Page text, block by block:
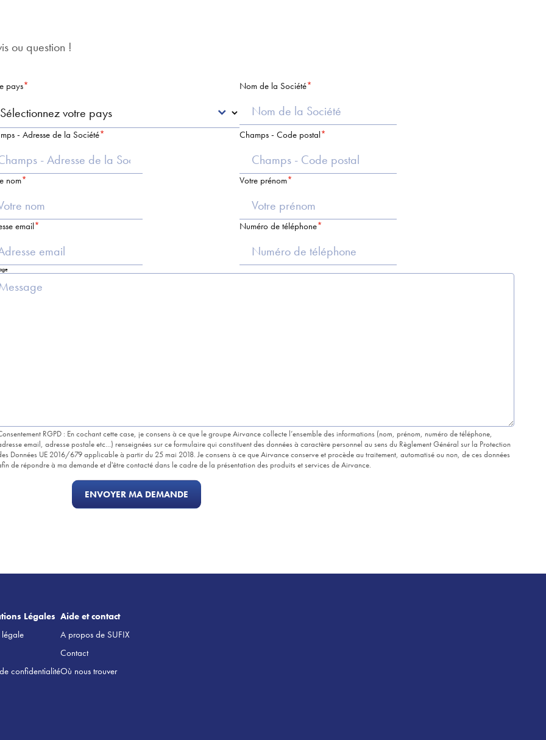
ou question !
pays Nom de la Société
- Adresse de la Société Champs - Code postal
nom Votre prénom
email Numéro de téléphone
RGPD : En cochant cette case, je consens à ce que le groupe Airvance collecte l’ensemble des informations (nom, prénom, numéro de téléphone,
email, adresse postale etc...) renseignées sur ce formulaire qui constituent des données à caractère personnel au sens du Règlement Général sur la Protection
Données UE 2016/679 applicable à partir du 25 mai 2018. Je consens à ce que Airvance conserve et procède au traitement, automatisé ou non, de ces données
de répondre à ma demande et d'être contacté dans le cadre de la présentation des produits et services de Airvance.
Légales
confidentialité
Aide et contact
A propos de SUFIX
Contact
Où nous trouver